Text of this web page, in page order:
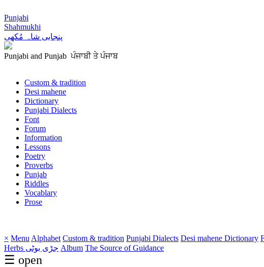
Punjabi
Shahmukhi
پنجابی شاہ مُکھی
Punjabi and Punjab ਪੰਜਾਬੀ ਤੇ ਪੰਜਾਬ
Custom & tradition
Desi mahene
Dictionary
Punjabi Dialects
Font
Forum
Information
Lessons
Poetry
Proverbs
Punjab
Riddles
Vocablary
Prose
× Menu Alphabet Custom & tradition Punjabi Dialects Desi mahene Dictionary
Herbs جڑی بوٹی Album The Source of Guidance
☰ open